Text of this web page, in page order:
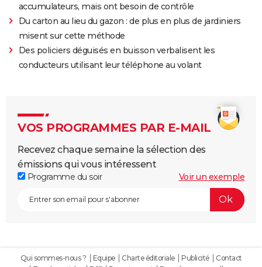
accumulateurs, mais ont besoin de contrôle
Du carton au lieu du gazon : de plus en plus de jardiniers
misent sur cette méthode
Des policiers déguisés en buisson verbalisent les
conducteurs utilisant leur téléphone au volant
VOS PROGRAMMES PAR E-MAIL
Recevez chaque semaine la sélection des
émissions qui vous intéressent
Programme du soir Voir un exemple
Qui sommes-nous ? Equipe Charte éditoriale Publicité
Contact